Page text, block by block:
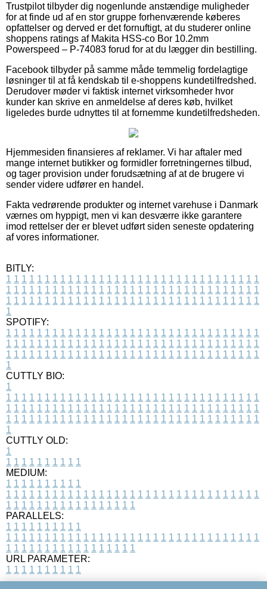
Trustpilot tilbyder dig nogenlunde anstændige muligheder
for at finde ud af en stor gruppe forhenværende køberes
opfattelser og derved er det fornuftigt, at du studerer online
shoppens ratings af Makita HSS-co Bor 10.2mm
Powerspeed – P-74083 forud for at du lægger din bestilling.
Facebook tilbyder på samme måde temmelig fordelagtige
løsninger til at få kendskab til e-shoppens kundetilfredshed.
Derudover møder vi faktisk internet virksomheder hvor
kunder kan skrive en anmeldelse af deres køb, hvilket
ligeledes burde udnyttes til at fornemme kundetilfredsheden.
Hjemmesiden finansieres af reklamer. Vi har aftaler med
mange internet butikker og formidler forretningernes tilbud,
og tager provision under forudsætning af at de brugere vi
sender videre udfører en handel.
Fakta vedrørende produkter og internet varehuse i Danmark
værnes om hyppigt, men vi kan desværre ikke garantere
imod rettelser der er blevet udført siden seneste opdatering
af vores informationer.
BITLY:
1 1 1 1 1 1 1 1 1 1 1 1 1 1 1 1 1 1 1 1 1 1 1 1 1 1 1 1 1 1 1 1 1
1 1 1 1 1 1 1 1 1 1 1 1 1 1 1 1 1 1 1 1 1 1 1 1 1 1 1 1 1 1 1 1 1
1 1 1 1 1 1 1 1 1 1 1 1 1 1 1 1 1 1 1 1 1 1 1 1 1 1 1 1 1 1 1 1 1
1
SPOTIFY:
1 1 1 1 1 1 1 1 1 1 1 1 1 1 1 1 1 1 1 1 1 1 1 1 1 1 1 1 1 1 1 1 1
1 1 1 1 1 1 1 1 1 1 1 1 1 1 1 1 1 1 1 1 1 1 1 1 1 1 1 1 1 1 1 1 1
1 1 1 1 1 1 1 1 1 1 1 1 1 1 1 1 1 1 1 1 1 1 1 1 1 1 1 1 1 1 1 1 1
1
CUTTLY BIO:
1
1 1 1 1 1 1 1 1 1 1 1 1 1 1 1 1 1 1 1 1 1 1 1 1 1 1 1 1 1 1 1 1 1
1 1 1 1 1 1 1 1 1 1 1 1 1 1 1 1 1 1 1 1 1 1 1 1 1 1 1 1 1 1 1 1 1
1 1 1 1 1 1 1 1 1 1 1 1 1 1 1 1 1 1 1 1 1 1 1 1 1 1 1 1 1 1 1 1 1
1
CUTTLY OLD:
1
1 1 1 1 1 1 1 1 1 1
MEDIUM:
1 1 1 1 1 1 1 1 1 1
1 1 1 1 1 1 1 1 1 1 1 1 1 1 1 1 1 1 1 1 1 1 1 1 1 1 1 1 1 1 1 1 1
1 1 1 1 1 1 1 1 1 1 1 1 1 1 1 1 1
PARALLELS:
1 1 1 1 1 1 1 1 1 1
1 1 1 1 1 1 1 1 1 1 1 1 1 1 1 1 1 1 1 1 1 1 1 1 1 1 1 1 1 1 1 1 1
1 1 1 1 1 1 1 1 1 1 1 1 1 1 1 1 1
URL PARAMETER:
1 1 1 1 1 1 1 1 1 1